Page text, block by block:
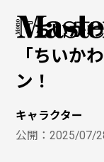
『ちいか
「ちいか
ン！
キャラクター
公開：2025/07/